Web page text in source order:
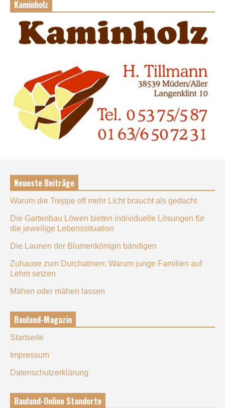
Kaminholz
Neueste Beiträge
Warum die Treppe oft mehr Licht braucht als gedacht
Die Gartenbau Löwen bieten individuelle Lösungen für
die jeweilige Lebenssituation
Die Launen der Blumenkönigin bändigen
Zuhause zum Durchatmen: Warum junge Familien auf
Lehm setzen
Mähen oder mähen lassen
Bauland-Magazin
Startseite
Impressum
Datenschutzerklärung
Bauland-Online Standorte